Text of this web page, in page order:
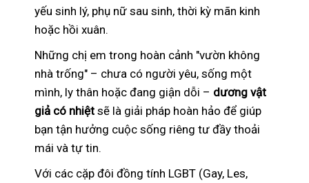
yếu sinh lý, phụ nữ sau sinh, thời kỳ mãn kinh
hoặc hồi xuân.
Những chị em trong hoàn cảnh "vườn không
nhà trống" – chưa có người yêu, sống một
mình, ly thân hoặc đang giận dỗi – dương vật
giả có nhiệt sẽ là giải pháp hoàn hảo để giúp
bạn tận hưởng cuộc sống riêng tư đầy thoải
mái và tự tin.
Với các cặp đôi đồng tính LGBT (Gay, Les,